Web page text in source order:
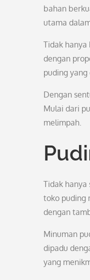
bahan
utama
Tidak
dengan
puding yang
Dengan
Mulai dari
melimpah.
Tidak hanya
toko puding
dengan
Minuman
dipadu
yang